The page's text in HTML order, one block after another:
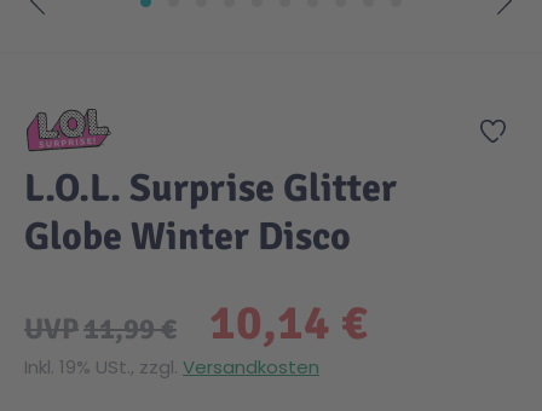
Sicherheit
Krimi / Thriller
Liebesromane
Zeit & Reise
Kuscheltiere
Puppen & Puppenzubehör
Holzspielwaren
DC Comics™ Super Heroes
Disney
Friends
Country
Fairies
Figures
Zur
L.O.L. Surprise Glitter
Globe Winter Disco
10,14 €
UVP11,99 €
Inkl. 19% USt., zzgl. Versandkosten